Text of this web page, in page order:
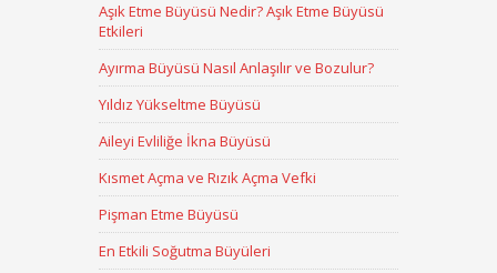
Aşık Etme Büyüsü Nedir? Aşık Etme Büyüsü
Etkileri
Ayırma Büyüsü Nasıl Anlaşılır ve Bozulur?
Yıldız Yükseltme Büyüsü
Aileyi Evliliğe İkna Büyüsü
Kısmet Açma ve Rızık Açma Vefki
Pişman Etme Büyüsü
En Etkili Soğutma Büyüleri